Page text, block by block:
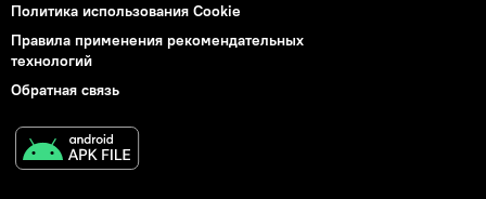
Политика использования Cookie
Правила применения рекомендательных
технологий
Обратная связь